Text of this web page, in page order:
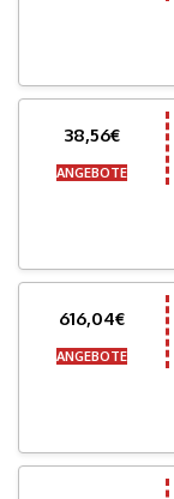
38,56€
ANGEBOTE
616,04€
ANGEBOTE